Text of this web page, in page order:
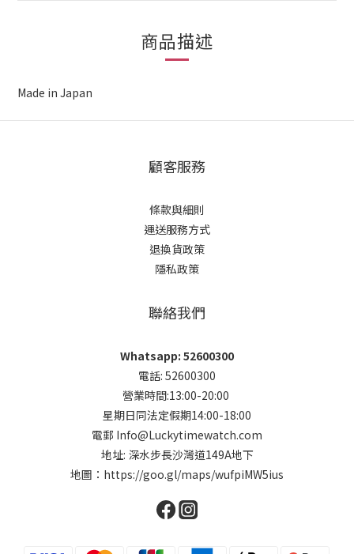
商品描述
Made in Japan
顧客服務
條款與細則
運送服務方式
退換貨政策
隱私政策
聯絡我們
Whatsapp: 52600300
電話: 52600300
營業時間:13:00-20:00
星期日同法定假期14:00-18:00
電郵 Info@Luckytimewatch.com
地址: 深水步長沙灣道149A地下
地圖： https://goo.gl/maps/wufpiMW5ius